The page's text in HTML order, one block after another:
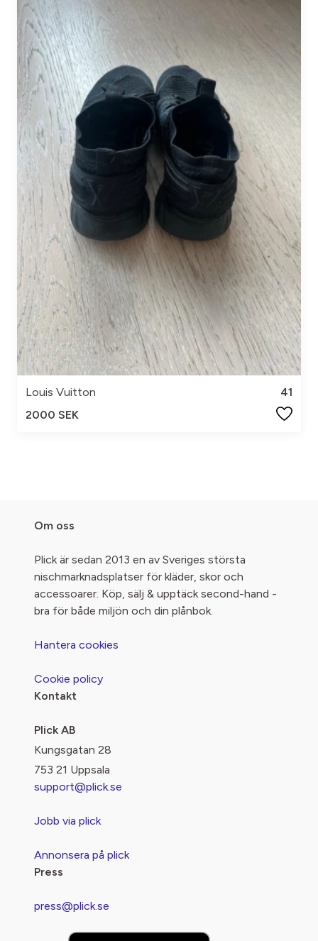
Louis Vuitton
41
2000 SEK
Om oss
Plick är sedan 2013 en av Sveriges största
nischmarknadsplatser för kläder, skor och
accessoarer. Köp, sälj & upptäck second-hand -
bra för både miljön och din plånbok.
Hantera cookies
Cookie policy
Kontakt
Plick AB
Kungsgatan 28
753 21 Uppsala
support@plick.se
Jobb via plick
Annonsera på plick
Press
press@plick.se